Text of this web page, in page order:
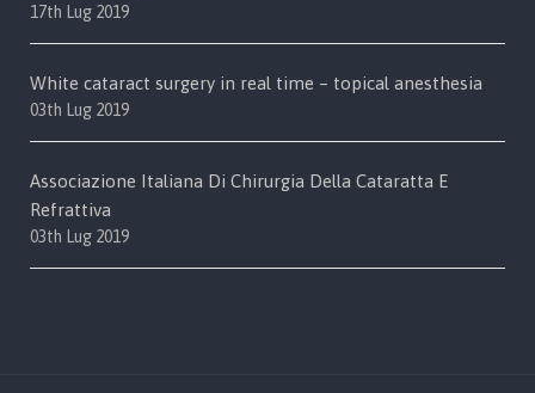
17th Lug 2019
White cataract surgery in real time – topical anesthesia
03th Lug 2019
Associazione Italiana Di Chirurgia Della Cataratta E
Refrattiva
03th Lug 2019